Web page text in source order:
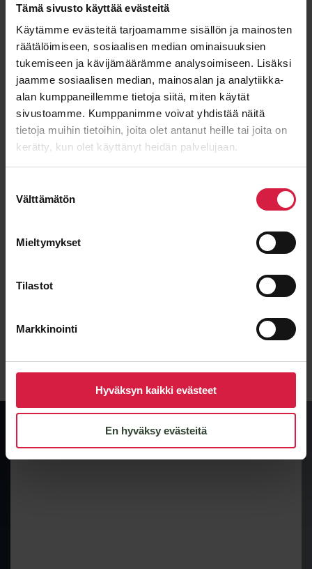
Tämä sivusto käyttää evästeitä
Käytämme evästeitä tarjoamamme sisällön ja mainosten
räätälöimiseen, sosiaalisen median ominaisuuksien
tukemiseen ja kävijämäärämme analysoimiseen. Lisäksi
jaamme sosiaalisen median, mainosalan ja analytiikka-
alan kumppaneillemme tietoja siitä, miten käytät
sivustoamme. Kumppanimme voivat yhdistää näitä
tietoja muihin tietoihin, joita olet antanut heille tai joita on
kerätty, kun olet käyttänyt heidän palvelujaan.
valinta
Välttämätön
Mieltymykset
Tilastot
Markkinointi
Hyväksyn kaikki evästeet
En hyväksy evästeitä
E-post
Meddelande
Lähetä viesti
Preliminär prisnivå och